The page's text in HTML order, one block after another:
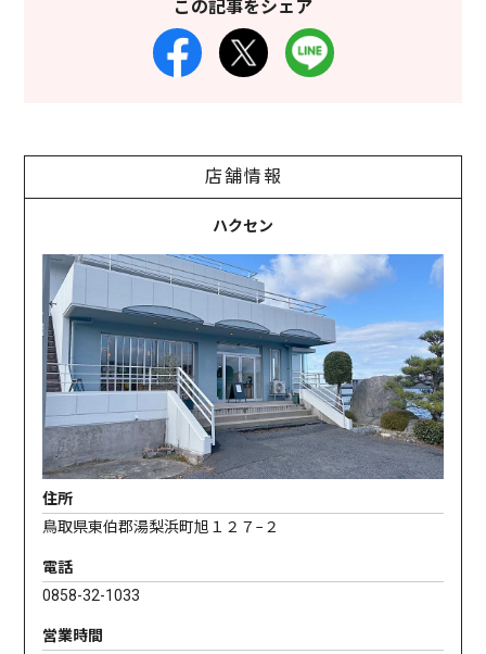
この記事をシェア
店舗情報
ハクセン
住所
鳥取県東伯郡湯梨浜町旭１２７−２
電話
0858-32-1033
営業時間